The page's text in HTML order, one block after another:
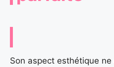
Son aspect esthétique